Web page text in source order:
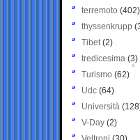
terremoto (402)
thyssenkrupp
Tibet(2)
tredicesima (3)
Turismo (62)
Udc (64)
Università
V-Day (2)